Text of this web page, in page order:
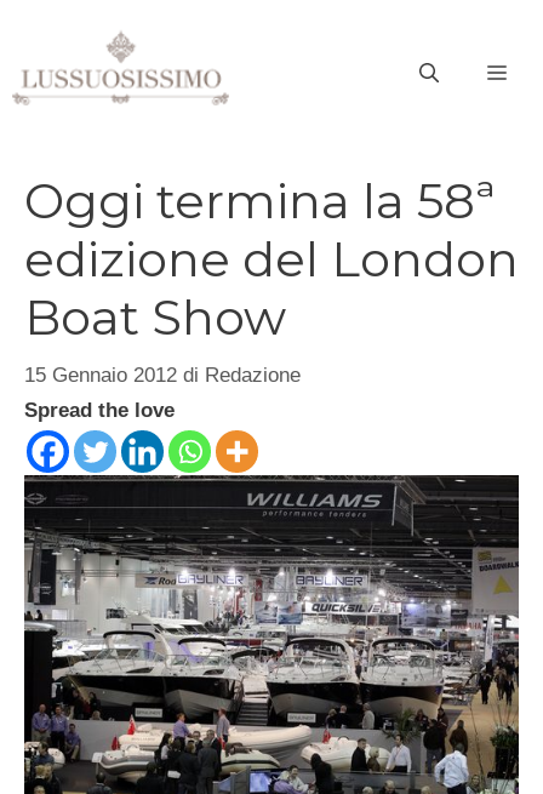
contenuto
Oggi termina la 58ª
edizione del London
Boat Show
15 Gennaio 2012 di Redazione
Spread the love